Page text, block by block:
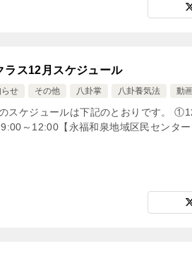
ラス12月スケジュール
らせ その他 八卦掌 八卦養気法 動
スケジュールは下記のとおりです。
～12:00【永福和泉地域区民センタ